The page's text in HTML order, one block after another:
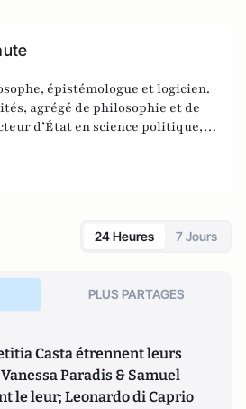
épistémologue et logicien.
agrégé de philosophie et de
d’État en science politique,
conférencier pour
nouvelles technologies et les
et journaliste.
24 Heures 7 Jours
PLUS PARTAGES
Casta étrennent leurs
Paradis & Samuel
le leur; Leonardo di Caprio